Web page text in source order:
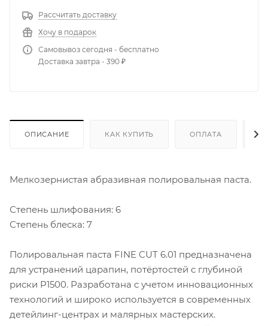
Рассчитать доставку
Хочу в подарок
Самовывоз сегодня - бесплатно
Доставка завтра - 390 ₽
ОПИСАНИЕ КАК КУПИТЬ ОПЛАТА
Мелкозернистая абразивная полировальная паста.
Степень шлифования: 6
Степень блеска: 7
Полировальная паста FINE CUT 6.01 предназначена
для устранений царапин, потёртостей с глубиной
риски P1500. Разработана с учетом инновационных
технологий и широко используется в современных
детейлинг-центрах и малярных мастерских.